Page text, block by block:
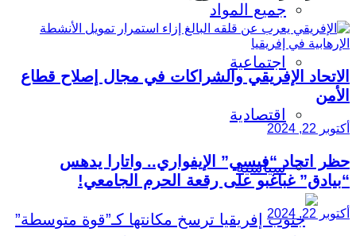
جميع المواد
اجتماعية
اقتصادية
سياسية
الاتحاد الإفريقي والشراكات في مجال إصلاح قطاع
الأمن
أكتوبر 22, 2024
حظر اتحاد “فيسي” الإيفواري.. واتارا يدهس
“بيادق” غباغبو على رقعة الحرم الجامعي!
أكتوبر 22, 2024